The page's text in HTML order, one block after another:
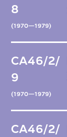
8
(1970—1979)
CA46/2/
9
(1970—1979)
CA46/2/